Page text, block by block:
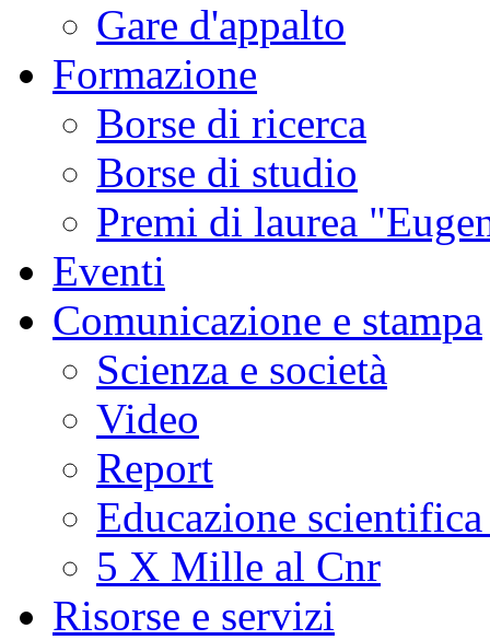
Gare d'appalto
Formazione
Borse di ricerca
Borse di studio
Premi di laurea
Eventi
Comunicazione e stampa
Scienza e società
Video
Report
Educazione
5 X Mille al Cnr
Risorse e servizi